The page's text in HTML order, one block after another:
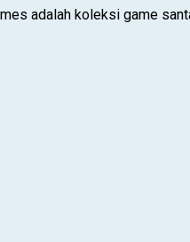
adalah koleksi game